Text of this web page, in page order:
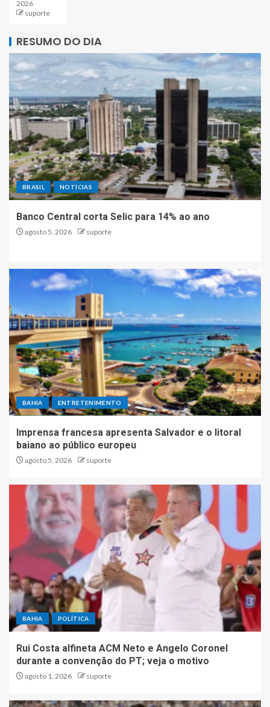
2026
suporte
RESUMO DO DIA
BRASIL NOTÍCIAS
Banco Central corta Selic para 14% ao ano
agosto 5, 2026 suporte
BAHIA ENTRETENIMENTO
Imprensa francesa apresenta Salvador e o litoral
baiano ao público europeu
agosto 5, 2026 suporte
BAHIA POLÍTICA
Rui Costa alfineta ACM Neto e Angelo Coronel
durante a convenção do PT; veja o motivo
agosto 1, 2026 suporte